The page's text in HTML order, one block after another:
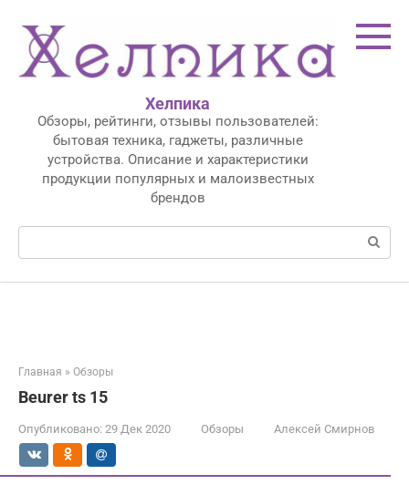
контенту
Хелпика
Обзоры, рейтинги, отзывы пользователей:
бытовая техника, гаджеты, различные
устройства. Описание и характеристики
продукции популярных и малоизвестных
брендов
Поиск:
Главная » Обзоры
Beurer ts 15
Опубликовано: 29 Дек 2020 Обзоры Алексей Смирнов